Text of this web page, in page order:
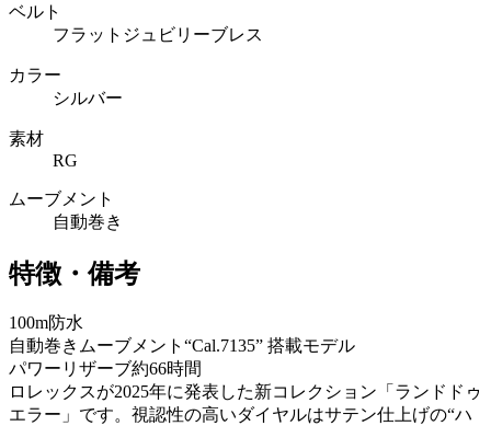
ベルト
フラットジュビリーブレス
カラー
シルバー
素材
RG
ムーブメント
自動巻き
特徴・備考
100m防水
自動巻きムーブメント“Cal.7135” 搭載モデル
パワーリザーブ約66時間
ロレックスが2025年に発表した新コレクション「ランドドゥ
エラー」です。視認性の高いダイヤルはサテン仕上げの“ハ